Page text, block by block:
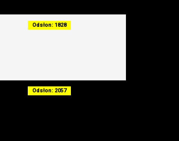
Odsłon: 1828
Odsłon: 2057